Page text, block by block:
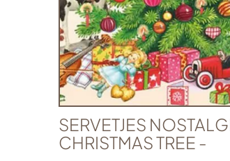
SERVETJES
CHRISTMAS TREE -